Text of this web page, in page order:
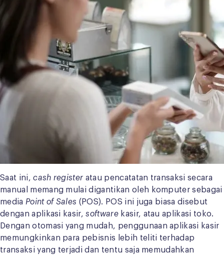
Saat ini,cash register atau pencatatan transaksi secara
manual memang mulai digantikan oleh komputer sebagai
media Point of Sales (POS). POS ini juga biasa disebut
dengan aplikasi kasir,software kasir, atau aplikasi toko.
Dengan otomasi yang mudah, penggunaan aplikasi kasir
memungkinkan para pebisnis lebih teliti terhadap
transaksi yang terjadi dan tentu saja memudahkan